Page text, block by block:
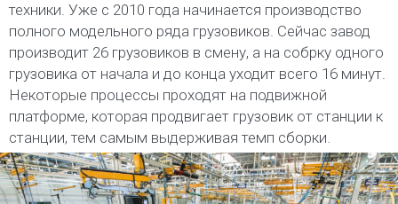
техники. Уже с 2010 года начинается производство
полного модельного ряда грузовиков. Сейчас завод
производит 26 грузовиков в смену, а на собрку одного
грузовика от начала и до конца уходит всего 16 минут.
Некоторые процессы проходят на подвижной
платформе, которая продвигает грузовик от станции к
станции, тем самым выдерживая темп сборки.